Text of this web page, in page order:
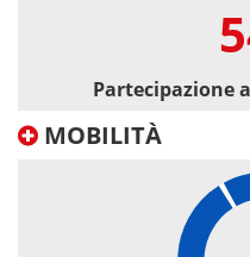
Partecipazione
MOBILITÀ